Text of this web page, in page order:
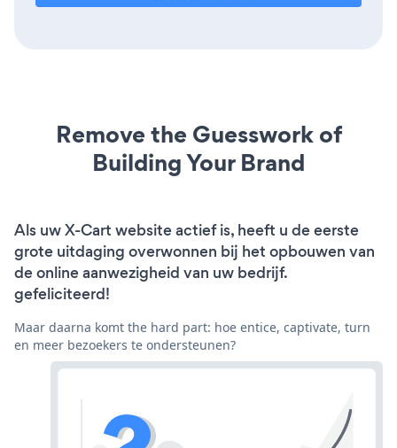
Remove the Guesswork of
Building Your Brand
Als uw X-Cart website actief is, heeft u de eerste
grote uitdaging overwonnen bij het opbouwen van
de online aanwezigheid van uw bedrijf.
gefeliciteerd!
Maar daarna komt the hard part: hoe entice, captivate, turn
en meer bezoekers te ondersteunen?